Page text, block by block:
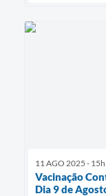
11 AGO 2025 -
Vacinação
Dia 9 de